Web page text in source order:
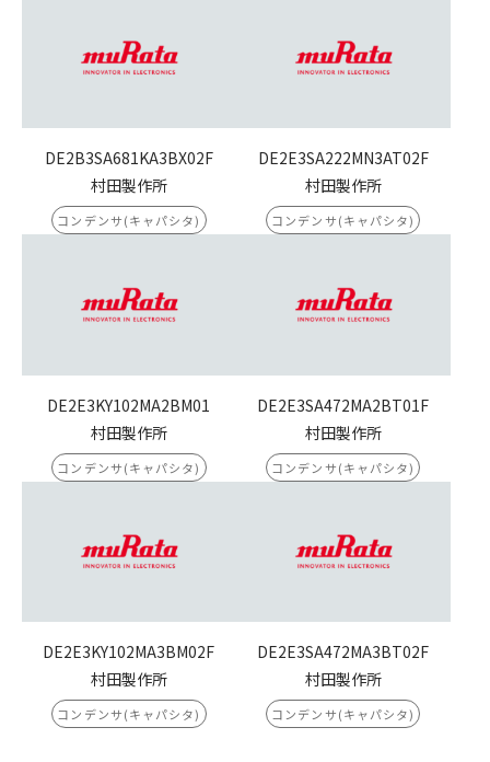
DE2B3SA681KA3BX02F
村田製作所
コンデンサ(キャパシタ)
DE2E3SA222MN3AT02F
村田製作所
コンデンサ(キャパシタ)
DE2E3KY102MA2BM01
村田製作所
コンデンサ(キャパシタ)
DE2E3SA472MA2BT01F
村田製作所
コンデンサ(キャパシタ)
DE2E3KY102MA3BM02F
村田製作所
コンデンサ(キャパシタ)
DE2E3SA472MA3BT02F
村田製作所
コンデンサ(キャパシタ)